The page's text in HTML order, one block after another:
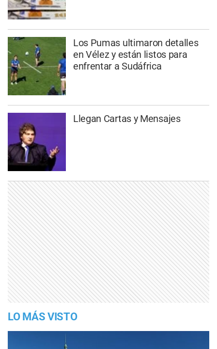
Los Pumas ultimaron detalles
en Vélez y están listos para
enfrentar a Sudáfrica
Llegan Cartas y Mensajes
LO MÁS VISTO